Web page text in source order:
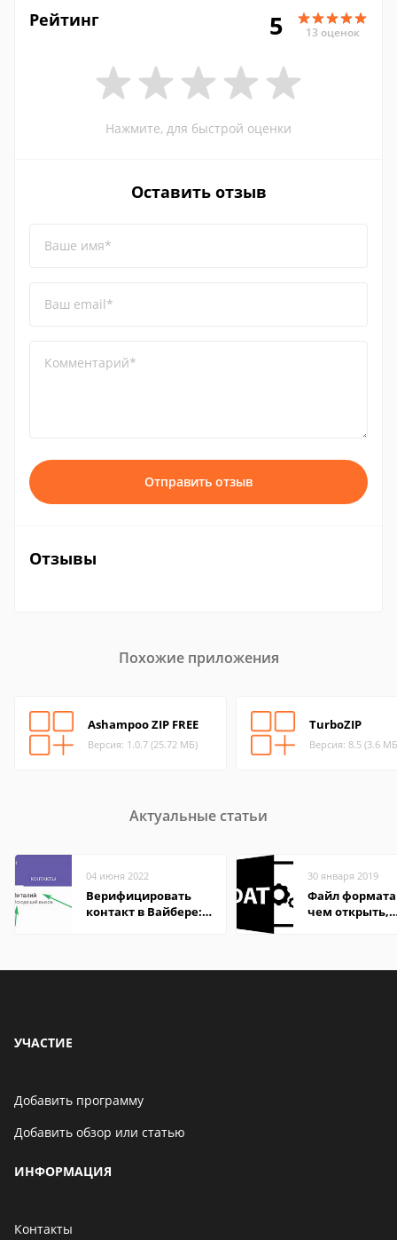
Рейтинг 5 13 оценок
Нажмите, для быстрой оценки
Оставить отзыв
Ваше имя*
Ваш email*
Комментарий*
Отправить отзыв
Отзывы
Похожие приложения
Ashampoo ZIP FREE
Версия: 1.0.7 (25.72 МБ)
TurboZIP
Версия: 8.5 (3.6
Актуальные статьи
04 июня 2022
Верифицировать
контакт в Вайбере:
30 января 2019
Файл формата
чем открыть,
УЧАСТИЕ
Добавить программу
Добавить обзор или статью
ИНФОРМАЦИЯ
Контакты